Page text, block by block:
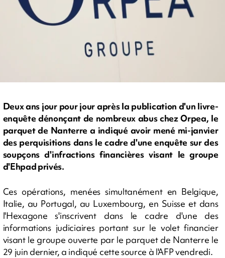
Deux ans jour pour jour après la publication d'un livre-
enquête dénonçant de nombreux abus chez Orpea, le
parquet de Nanterre a indiqué avoir mené mi-janvier
des perquisitions dans le cadre d'une enquête sur des
soupçons d'infractions financières visant le groupe
d'Ehpad privés.
Ces opérations, menées simultanément en Belgique,
Italie, au Portugal, au Luxembourg, en Suisse et dans
l'Hexagone s'inscrivent dans le cadre d'une des
informations judiciaires portant sur le volet financier
visant le groupe ouverte par le parquet de Nanterre le
29 juin dernier, a indiqué cette source à l'AFP vendredi.